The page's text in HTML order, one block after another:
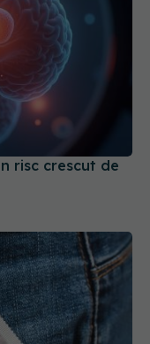
risc crescut de